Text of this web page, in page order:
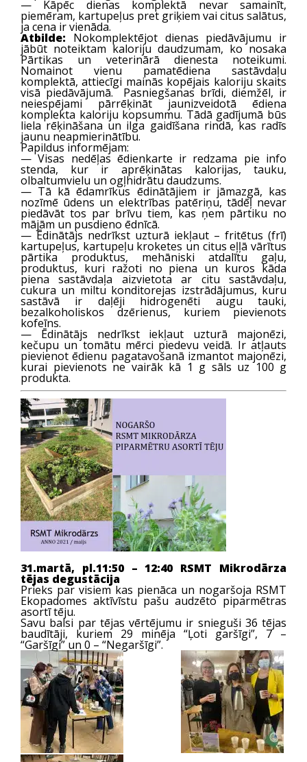
— Kāpēc dienas komplektā nevar samainīt,
piemēram, kartupeļus pret griķiem vai citus salātus,
ja cena ir vienāda.
Atbilde: Nokomplektējot dienas piedāvājumu ir
jābūt noteiktam kaloriju daudzumam, ko nosaka
Pārtikas un veterinārā dienesta noteikumi.
Nomainot vienu pamatēdiena sastāvdaļu
komplektā, attiecīgi mainās kopējais kaloriju skaits
visā piedāvājumā. Pasniegšanas brīdi, diemžēl, ir
neiespējami pārrēķināt jaunizveidotā ēdiena
komplekta kaloriju kopsummu. Tādā gadījumā būs
liela rēķināšana un ilga gaidīšana rindā, kas radīs
jaunu neapmierinātību.
Papildus informējam:
— Visas nedēļas ēdienkarte ir redzama pie info
stenda, kur ir aprēķinātas kalorijas, tauku,
olbaltumvielu un ogļhidrātu daudzums.
— Tā kā ēdamrīkus ēdinātājiem ir jāmazgā, kas
nozīmē ūdens un elektrības patēriņu, tādēļ nevar
piedāvāt tos par brīvu tiem, kas ņem pārtiku no
mājām un pusdieno ēdnīcā.
— Ēdinātājs nedrīkst uzturā iekļaut – fritētus (frī)
kartupeļus, kartupeļu kroketes un citus eļļā vārītus
pārtika produktus, mehāniski atdalītu gaļu,
produktus, kuri ražoti no piena un kuros kāda
piena sastāvdaļa aizvietota ar citu sastāvdaļu,
cukura un miltu konditorejas izstrādājumus, kuru
sastāvā ir daļēji hidrogenēti augu tauki,
bezalkoholiskos dzērienus, kuriem pievienots
kofeīns.
— Ēdinātājs nedrīkst iekļaut uzturā majonēzi,
kečupu un tomātu mērci piedevu veidā. Ir atļauts
pievienot ēdienu pagatavošanā izmantot majonēzi,
kurai pievienots ne vairāk kā 1 g sāls uz 100 g
produkta.
31.martā, pl.11:50 – 12:40 RSMT Mikrodārza
tējas degustācija
Prieks par visiem kas pienāca un nogaršoja RSMT
Ekopadomes aktīvīstu pašu audzēto piparmētras
asortī tēju.
Savu balsi par tējas vērtējumu ir snieguši 36 tējas
baudītāji, kuriem 29 minēja “Ļoti garšīgi”, 7 –
“Garšīgi” un 0 – “Negaršīgi”.